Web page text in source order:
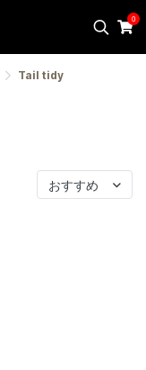
0
Tail tidy
おすすめ